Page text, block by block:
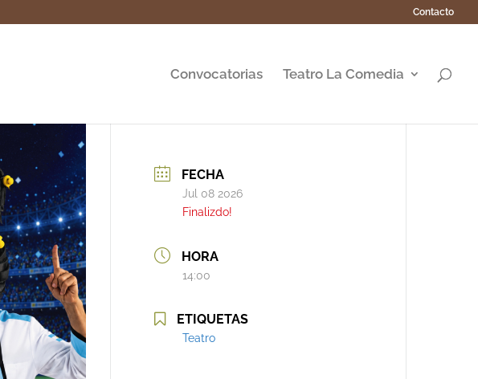
Contacto
Convocatorias Teatro La Comedia
FECHA
Jul 08 2026
Finalizdo!
HORA
14:00
ETIQUETAS
Teatro